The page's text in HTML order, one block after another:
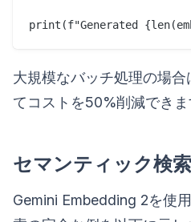
大規模なバッチ処理の場
てコストを50%削減できま
セマンティック検
Gemini Embedding 2を使